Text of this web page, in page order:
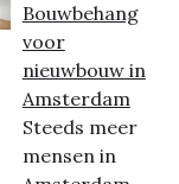
Bouwbehang
voor
nieuwbouw in
Amsterdam
Steeds meer
mensen in